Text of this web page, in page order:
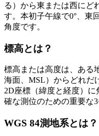
る）から東または西にど
す。本初子午線で0°、東
角度です。
標高とは？
標高または高度は、ある
海面、MSL）からどれだ
2D座標（緯度と経度）
確な測位のための重要な3
WGS 84測地系とは？